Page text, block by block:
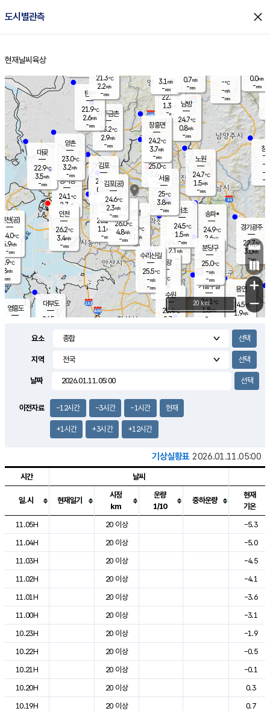
도시별관측 close
홈
현재날씨 육상
의도
℃
m/s
mm
영흥도
양주
22.7℃
1.3
-mm
과천
24.4℃
2.1m/s
- mm
용인
24.5℃
1.9m/s
경기광주
22.7℃
3.0m/s
-mm
1.4m/s
대부도
24.5
경서동
24.1℃
2.7 m/s
-mm
파주금촌
23.2℃
2.9m/s
-mm
-℃
-m/s
-mm
대곶
22.9℃
3.5m/s
-mm
창
-
-m/
-
탄현
21.9℃
2.6m/s
-mm
0.0m/s
-mm
의왕
- ℃
m/s
mm
김포
24.9℃
0.5 m/s
mm
광명
26.0
℃
3.1 m/s
-mm
부천
26.2℃
1.1 m/s
-mm
양촌
23.0℃
3.2m/s
-mm
구로
26.0℃
4.8m/s
-mm
은평
25.0℃
3.6 m/s
- mm
노원
24.7℃
1.5m/s
-mm
송파*
24.9℃
2.6m/s
-mm
서초
24.5℃
1.5m/s
-mm
남방
24.7℃
0.8m/s
-mm
기흥구갈
24.1℃
1.8m/s
-
수리산길
25.5℃
-m/s
-mm
분당구
25.0℃
-m/s
-mm
장흥면
24.2℃
3.7m/s
-mm
3.1 m/s
-mm
인천(공)
24.0℃
5.9m/s
-mm
김포(공)
24.6℃
2.3m/s
-mm
수원
25.4℃
2.7 m/s
인천
26.2℃
3.4m/s
-mm
서울
25℃
3.8m/s
-mm
21.3℃
2.2m/s
-mm
0.7m/s
-mm
+
−
20 km
요소
지역
날짜
이전자료 -12시간 -3시간 -1시간 현재
+1시간 +3시간 +12시간
기상실황표 2026.01.11.05:00
도시별 기상실황표로 지점, 날씨, 기온, 강수, 바람, 기압등을 안내한 표입
시간 날씨
일.시 현재일기
시정
km
운량
1/10
중하운량
현재
기온
11.05H
20 이상
-5.3
11.04H
20 이상
-5.0
11.03H
20 이상
-4.5
11.02H
20 이상
-4.1
11.01H
20 이상
-3.6
11.00H
20 이상
-3.1
10.23H
20 이상
-1.9
10.22H
20 이상
-0.5
10.21H
20 이상
-0.1
10.20H
20 이상
0.3
10.19H
20 이상
0.7